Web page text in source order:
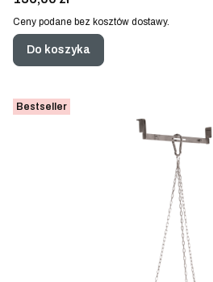
Ceny podane bez kosztów dostawy.
Do koszyka
Bestseller